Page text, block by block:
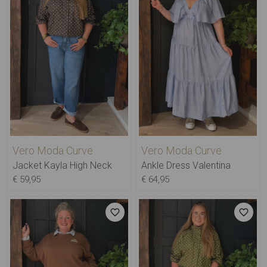
Vero Moda Curve
Jacket Kayla High Neck
€ 59,95
Vero Moda Curve
Ankle Dress Valentina
€ 64,95